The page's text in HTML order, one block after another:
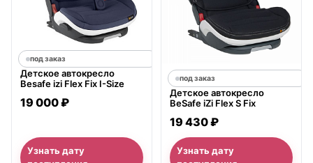
под заказ
Детское автокресло
Besafe izi Flex Fix I-Size
19 000 ₽
Узнать дату
под заказ
Детское автокресло
BeSafe iZi Flex S Fix
19 430 ₽
Узнать дату